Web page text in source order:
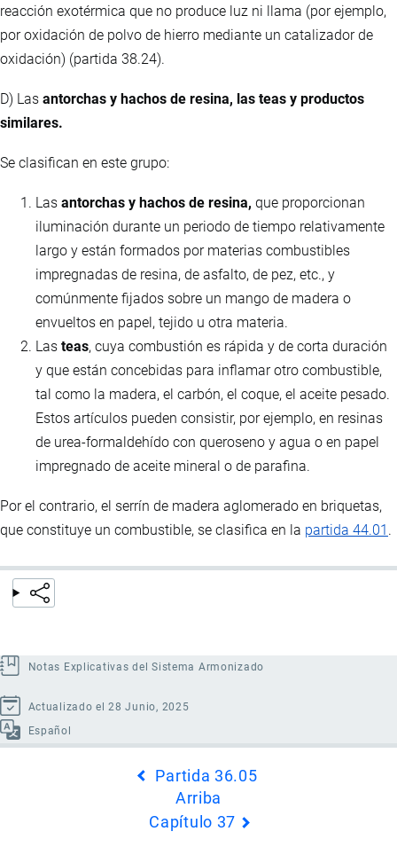
reacción exotérmica que no produce luz ni llama (por ejemplo,
por oxidación de polvo de hierro mediante un catalizador de
oxidación) (partida 38.24).
D) Las antorchas y hachos de resina, las teas y productos
similares.
Se clasifican en este grupo:
Las antorchas y hachos de resina, que proporcionan
iluminación durante un periodo de tiempo relativamente
largo y están formados por materias combustibles
impregnadas de resina, de asfalto, de pez, etc., y
comúnmente fijados sobre un mango de madera o
envueltos en papel, tejido u otra materia.
Las teas, cuya combustión es rápida y de corta duración
y que están concebidas para inflamar otro combustible,
tal como la madera, el carbón, el coque, el aceite pesado.
Estos artículos pueden consistir, por ejemplo, en resinas
de urea-formaldehído con queroseno y agua o en papel
impregnado de aceite mineral o de parafina.
Por el contrario, el serrín de madera aglomerado en briquetas,
que constituye un combustible, se clasifica en la partida 44.01 .
Notas Explicativas del Sistema Armonizado
Actualizado el 28 Junio, 2025
Español
Partida 36.05
Arriba
Capítulo 37